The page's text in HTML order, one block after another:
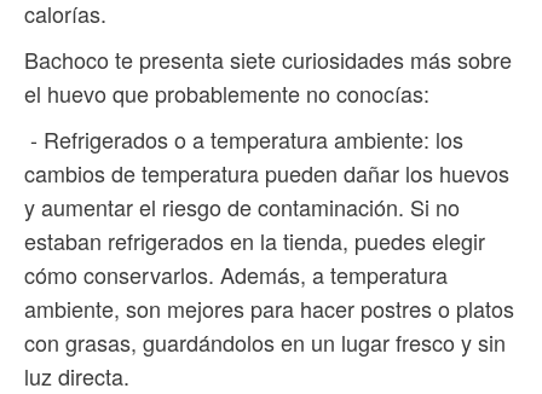
calorías.
Bachoco te presenta siete curiosidades más sobre
el huevo que probablemente no conocías:
- Refrigerados o a temperatura ambiente: los
cambios de temperatura pueden dañar los huevos
y aumentar el riesgo de contaminación. Si no
estaban refrigerados en la tienda, puedes elegir
cómo conservarlos. Además, a temperatura
ambiente, son mejores para hacer postres o platos
con grasas, guardándolos en un lugar fresco y sin
luz directa.